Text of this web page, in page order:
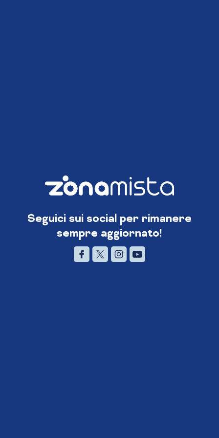
Seguici sui social per rimanere
sempre aggiornato!